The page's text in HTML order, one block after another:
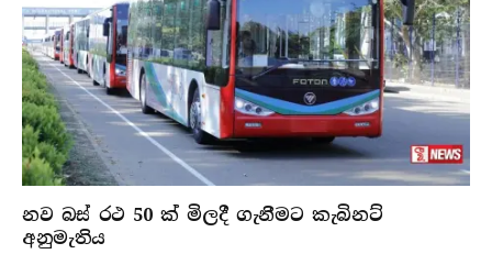
නව බස් රථ 50 ක් මිලදී ගැනීමට කැබිනට්
අනුමැතිය